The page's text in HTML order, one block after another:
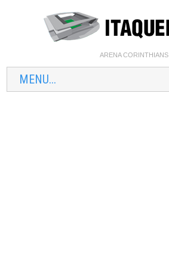
ARENA CORINTHIANS
MENU...